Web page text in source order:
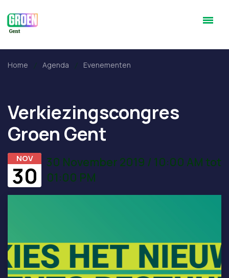
Home Agenda Evenementen
Verkiezingscongres
Groen Gent
NOV
30
30 November 2019 / 10:00 AM tot
01:00 PM